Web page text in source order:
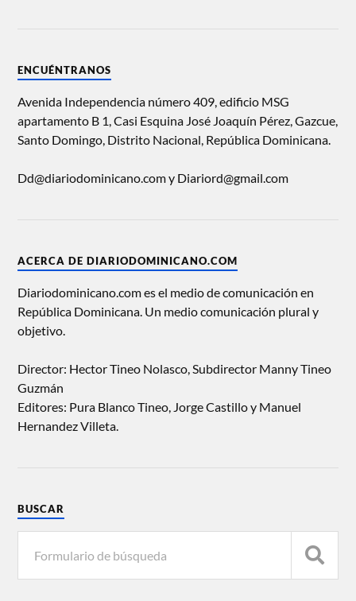
ENCUÉNTRANOS
Avenida Independencia número 409, edificio MSG
apartamento B 1, Casi Esquina José Joaquín Pérez, Gazcue,
Santo Domingo, Distrito Nacional, República Dominicana.
Dd@diariodominicano.com y Diariord@gmail.com
ACERCA DE DIARIODOMINICANO.COM
Diariodominicano.com es el medio de comunicación en
República Dominicana. Un medio comunicación plural y
objetivo.
Director: Hector Tineo Nolasco, Subdirector Manny Tineo
Guzmán
Editores: Pura Blanco Tineo, Jorge Castillo y Manuel
Hernandez Villeta.
BUSCAR